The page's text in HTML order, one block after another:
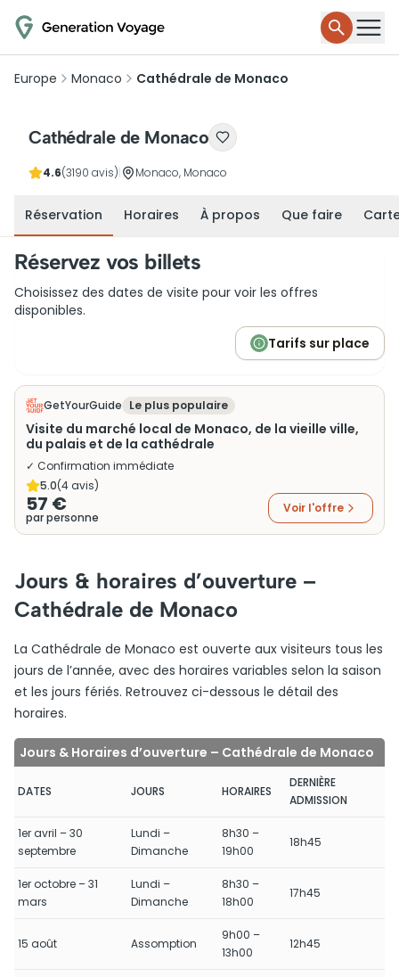
Europe Monaco Cathédrale de Monaco
Cathédrale de Monaco
4.6(3190 avis) Monaco, Monaco
Réservation Horaires À propos Que faire
Réservez vos billets
Choisissez des dates de visite pour voir les offres
disponibles.
Tarifs sur place
GetYourGuide Le plus populaire
Visite du marché local de Monaco, de la vieille ville,
du palais et de la cathédrale
✓ Confirmation immédiate
5.0(4avis)
57 €
par personne
Voir l'offre
Jours & horaires d’ouverture –
Cathédrale de Monaco
La Cathédrale de Monaco est ouverte aux visiteurs tous les
jours de l’année, avec des horaires variables selon la saison
et les jours fériés. Retrouvez ci-dessous le détail des
horaires.
Jours & Horaires d’ouverture – Cathédrale de Monaco
DATES JOURS HORAIRES
DERNIÈRE
ADMISSION
1er avril – 30
septembre
Lundi –
Dimanche
8h30 –
19h00
18h45
1er octobre – 31
mars
Lundi –
Dimanche
8h30 –
18h00
17h45
15 août Assomption
9h00 –
13h00
12h45